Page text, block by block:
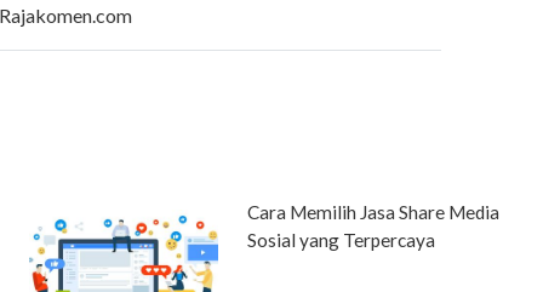
Cara Memilih Jasa Share Media
Sosial yang Terpercaya